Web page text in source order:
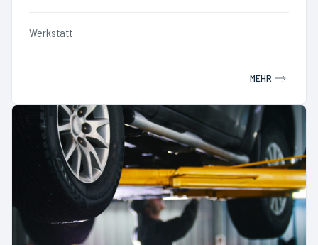
Werkstatt
MEHR